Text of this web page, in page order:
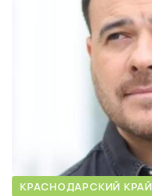
КРАСНОДАРСКИЙ КРАЙ